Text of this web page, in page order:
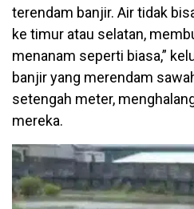
terendam banjir. Air tidak
ke timur atau selatan,
menanam seperti biasa,”
banjir yang merendam
setengah meter,
mereka.